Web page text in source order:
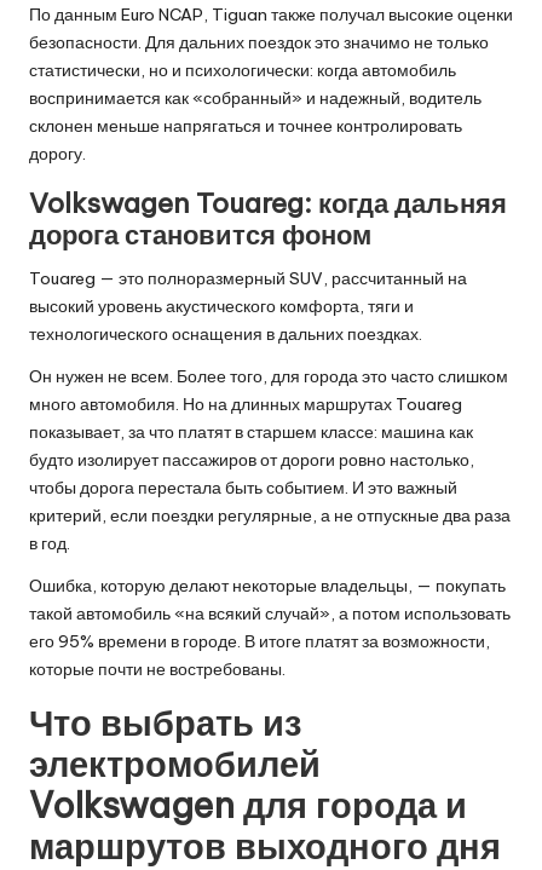
По данным Euro NCAP, Tiguan также получал высокие оценки
безопасности. Для дальних поездок это значимо не только
статистически, но и психологически: когда автомобиль
воспринимается как «собранный» и надежный, водитель
склонен меньше напрягаться и точнее контролировать
дорогу.
Volkswagen Touareg: когда дальняя
дорога становится фоном
Touareg — это полноразмерный SUV, рассчитанный на
высокий уровень акустического комфорта, тяги и
технологического оснащения в дальних поездках.
Он нужен не всем. Более того, для города это часто слишком
много автомобиля. Но на длинных маршрутах Touareg
показывает, за что платят в старшем классе: машина как
будто изолирует пассажиров от дороги ровно настолько,
чтобы дорога перестала быть событием. И это важный
критерий, если поездки регулярные, а не отпускные два раза
в год.
Ошибка, которую делают некоторые владельцы, — покупать
такой автомобиль «на всякий случай», а потом использовать
его 95% времени в городе. В итоге платят за возможности,
которые почти не востребованы.
Что выбрать из
электромобилей
Volkswagen для города и
маршрутов выходного дня